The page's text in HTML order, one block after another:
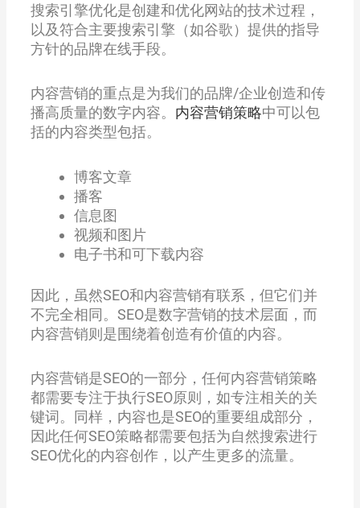
搜索引擎优化是创建和优化网站的技术过程，
以及符合主要搜索引擎（如谷歌）提供的指导
方针的品牌在线手段。
内容营销的重点是为我们的品牌/企业创造和传
播高质量的数字内容。 内容营销策略中可以包
括的内容类型包括。
博客文章
播客
信息图
视频和图片
电子书和可下载内容
因此，虽然SEO和内容营销有联系，但它们并
不完全相同。SEO是数字营销的技术层面，而
内容营销则是围绕着创造有价值的内容。
内容营销是SEO的一部分，任何内容营销策略
都需要专注于执行SEO原则，如专注相关的关
键词。同样，内容也是SEO的重要组成部分，
因此任何SEO策略都需要包括为自然搜索进行
SEO优化的内容创作，以产生更多的流量。